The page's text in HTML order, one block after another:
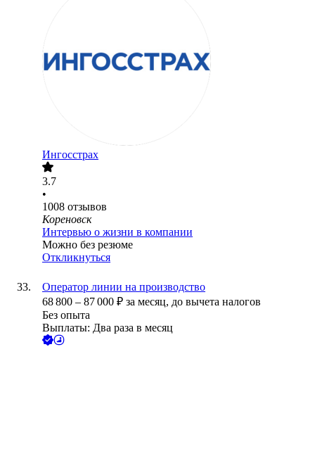
Ингосстрах
3.7
•
1008 отзывов
Кореновск
Интервью о жизни в компании
Можно без резюме
Откликнуться
Оператор линии на производство
68 800 – 87 000 ₽ за месяц, до вычета налогов
Без опыта
Выплаты: Два раза в месяц